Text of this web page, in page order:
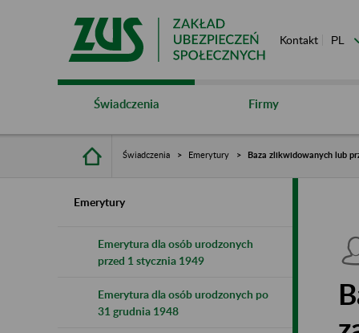
Kontakt
Świadczenia Firmy
Świadczenia Emerytury Baza zlikwidowanych lub
Emerytury
Emerytura dla osób urodzonych
przed 1 stycznia 1949
Emerytura dla osób urodzonych po
31 grudnia 1948